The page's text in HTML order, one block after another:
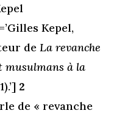
Kepel,
deLa revanche
musulmans à la
2
de « revanche